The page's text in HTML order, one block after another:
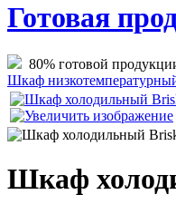
Готовая
80% готовой
Шкаф
Шкаф